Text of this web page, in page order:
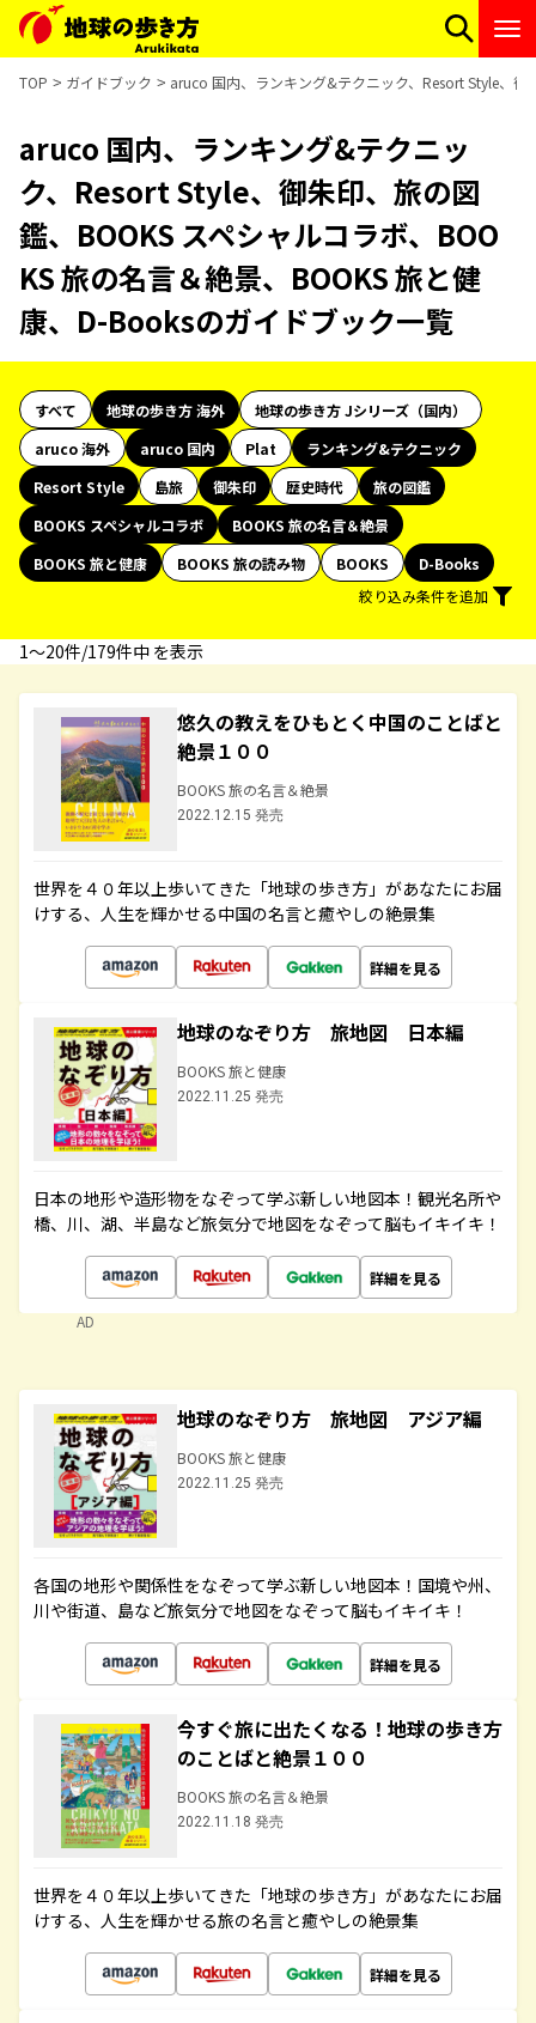
TOP ガイドブック aruco 国内、ランキング&テクニック、Resort Style、
aruco 国内、ランキング&テクニッ
ク、Resort Style、御朱印、旅の図
鑑、BOOKS スペシャルコラボ、BOO
KS 旅の名言＆絶景、BOOKS 旅と健
康、D-Booksのガイドブック一覧
すべて 地球の歩き方 海外
地球の歩き方 Jシリーズ（国内）
aruco 海外
aruco 国内 Plat
ランキング&テクニック
Resort Style
島旅 御朱印 歴史時代
旅の図鑑
BOOKS スペシャルコラボ
BOOKS 旅の名言＆絶景
BOOKS 旅と健康
BOOKS 旅の読み物 BOOKS
D-Books
絞り込み条件を追加
1〜20件/179件中 を表示
悠久の教えをひもとく中国のことばと
絶景１００
BOOKS 旅の名言＆絶景
2022.12.15 発売
世界を４０年以上歩いてきた「地球の歩き方」があなたにお届
けする、人生を輝かせる中国の名言と癒やしの絶景集
詳細を見る
地球のなぞり方 旅地図 日本編
BOOKS 旅と健康
2022.11.25 発売
日本の地形や造形物をなぞって学ぶ新しい地図本！観光名所や
橋、川、湖、半島など旅気分で地図をなぞって脳もイキイキ！
詳細を見る
AD
地球のなぞり方 旅地図 アジア編
BOOKS 旅と健康
2022.11.25 発売
各国の地形や関係性をなぞって学ぶ新しい地図本！国境や州、
川や街道、島など旅気分で地図をなぞって脳もイキイキ！
詳細を見る
今すぐ旅に出たくなる！地球の歩き方
のことばと絶景１００
BOOKS 旅の名言＆絶景
2022.11.18 発売
世界を４０年以上歩いてきた「地球の歩き方」があなたにお届
けする、人生を輝かせる旅の名言と癒やしの絶景集
詳細を見る